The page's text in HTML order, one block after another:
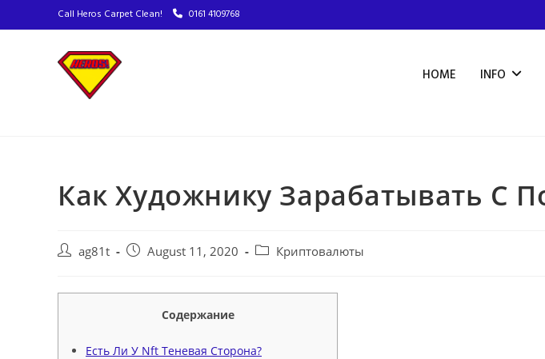
Call Heros Carpet Clean! 0161 4109768
HOME INFO
Как Художнику Зарабатывать С
ag81t August 11, 2020 Криптовалюты
Содержание
Есть Ли У Nft Теневая Сторона?